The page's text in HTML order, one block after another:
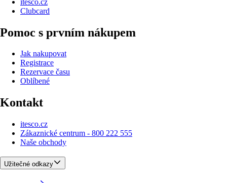
Clubcard
Pomoc s prvním nákupem
Jak nakupovat
Registrace
Rezervace času
Oblíbené
Kontakt
itesco.cz
Zákaznické centrum - 800 222 555
Naše obchody
Užitečné odkazy